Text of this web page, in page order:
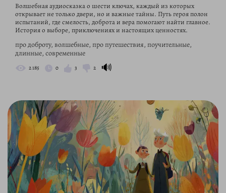
Волшебная аудиосказка о шести ключах, каждый из которых
открывает не только двери, но и важные тайны. Путь героя полон
испытаний, где смелость, доброта и вера помогают найти главное.
История о выборе, приключениях и настоящих ценностях.
про доброту, волшебные, про путешествия, поучительные,
длинные, современные
2 185 0 3 2 🔊